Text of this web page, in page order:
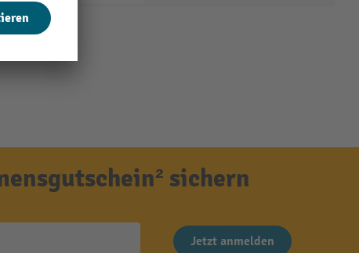
sichern
Jetzt anmelden